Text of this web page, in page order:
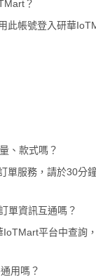
？
此帳號登入研華
、款式嗎？
單服務，請於30分
單資訊互通嗎？
平台中查詢
用嗎？